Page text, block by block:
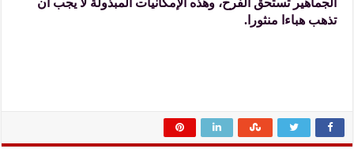
الجماهير تستحق الفرح، وهذه الإمكانيات المبذولة لا يجب أن
تذهب هباءا منثورا.